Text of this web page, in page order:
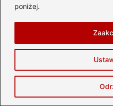
poniżej.
Jestem twórczynią bloga
planowanie wakacji spotyka
świata. Kocham podróże:
dalekie, które zmieniają
Fascynują mnie hotele z
kuchnie, najpiękniejsze
które potrafią stać się